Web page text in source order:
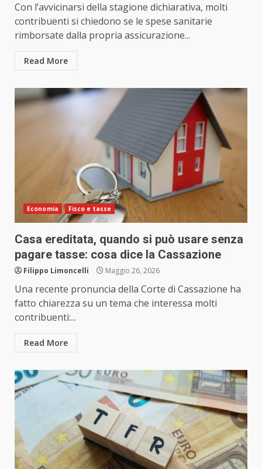
Con l’avvicinarsi della stagione dichiarativa, molti
contribuenti si chiedono se le spese sanitarie
rimborsate dalla propria assicurazione...
Read More
Economia Fisco e tasse
Casa ereditata, quando si può usare senza
pagare tasse: cosa dice la Cassazione
Filippo Limoncelli Maggio 26, 2026
Una recente pronuncia della Corte di Cassazione ha
fatto chiarezza su un tema che interessa molti
contribuenti:...
Read More